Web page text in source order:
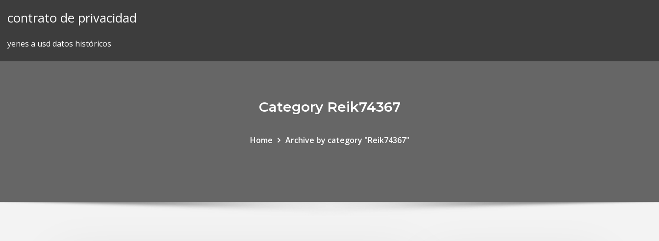
contrato de privacidad
yenes a usd datos históricos
Category Reik74367
Home Archive by category "Reik74367"